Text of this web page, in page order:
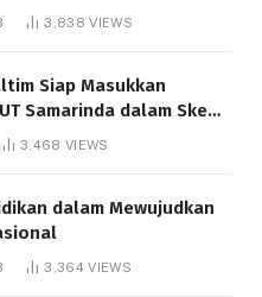
3,838VIEWS
Siap Masukkan
Samarinda dalam Skema
Gratispol
3,468 VIEWS
dalam Mewujudkan
3,364VIEWS